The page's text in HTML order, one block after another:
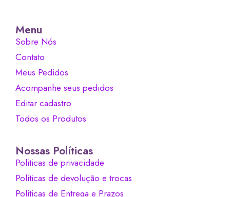
Menu
Sobre Nós
Contato
Meus Pedidos
Acompanhe seus pedidos
Editar cadastro
Todos os Produtos
Nossas Políticas
Politicas de privacidade
Politicas de devolução e trocas
Politicas de Entrega e Prazos